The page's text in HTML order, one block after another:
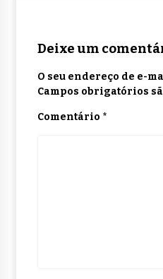
Deixe um
O seu endereço de e-
Campos obrigatórios
Comentário *